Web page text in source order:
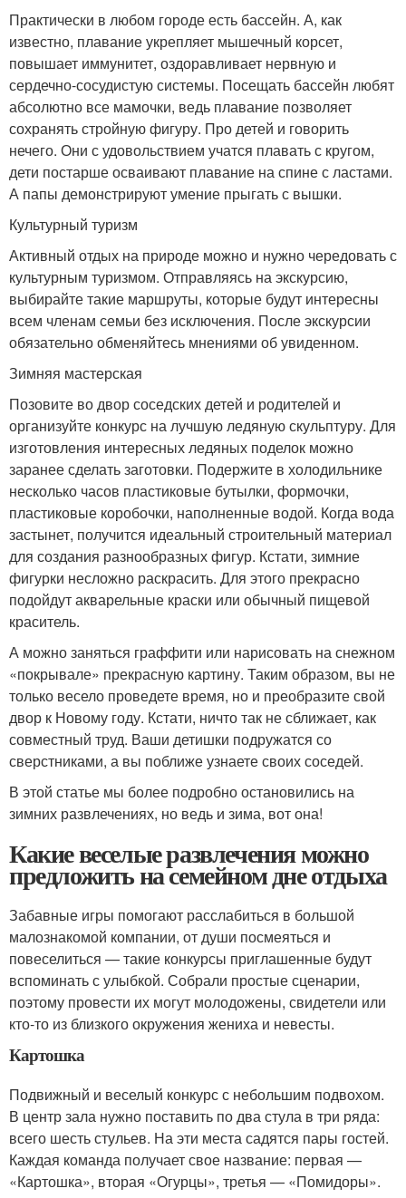
Практически в любом городе есть бассейн. А, как
известно, плавание укрепляет мышечный корсет,
повышает иммунитет, оздоравливает нервную и
сердечно-сосудистую системы. Посещать бассейн любят
абсолютно все мамочки, ведь плавание позволяет
сохранять стройную фигуру. Про детей и говорить
нечего. Они с удовольствием учатся плавать с кругом,
дети постарше осваивают плавание на спине с ластами.
А папы демонстрируют умение прыгать с вышки.
Культурный туризм
Активный отдых на природе можно и нужно чередовать с
культурным туризмом. Отправляясь на экскурсию,
выбирайте такие маршруты, которые будут интересны
всем членам семьи без исключения. После экскурсии
обязательно обменяйтесь мнениями об увиденном.
Зимняя мастерская
Позовите во двор соседских детей и родителей и
организуйте конкурс на лучшую ледяную скульптуру. Для
изготовления интересных ледяных поделок можно
заранее сделать заготовки. Подержите в холодильнике
несколько часов пластиковые бутылки, формочки,
пластиковые коробочки, наполненные водой. Когда вода
застынет, получится идеальный строительный материал
для создания разнообразных фигур. Кстати, зимние
фигурки несложно раскрасить. Для этого прекрасно
подойдут акварельные краски или обычный пищевой
краситель.
А можно заняться граффити или нарисовать на снежном
«покрывале» прекрасную картину. Таким образом, вы не
только весело проведете время, но и преобразите свой
двор к Новому году. Кстати, ничто так не сближает, как
совместный труд. Ваши детишки подружатся со
сверстниками, а вы поближе узнаете своих соседей.
В этой статье мы более подробно остановились на
зимних развлечениях, но ведь и зима, вот она!
Какие веселые развлечения можно
предложить на семейном дне отдыха
Забавные игры помогают расслабиться в большой
малознакомой компании, от души посмеяться и
повеселиться — такие конкурсы приглашенные будут
вспоминать с улыбкой. Собрали простые сценарии,
поэтому провести их могут молодожены, свидетели или
кто-то из близкого окружения жениха и невесты.
Картошка
Подвижный и веселый конкурс с небольшим подвохом.
В центр зала нужно поставить по два стула в три ряда:
всего шесть стульев. На эти места садятся пары гостей.
Каждая команда получает свое название: первая —
«Картошка», вторая «Огурцы», третья — «Помидоры».